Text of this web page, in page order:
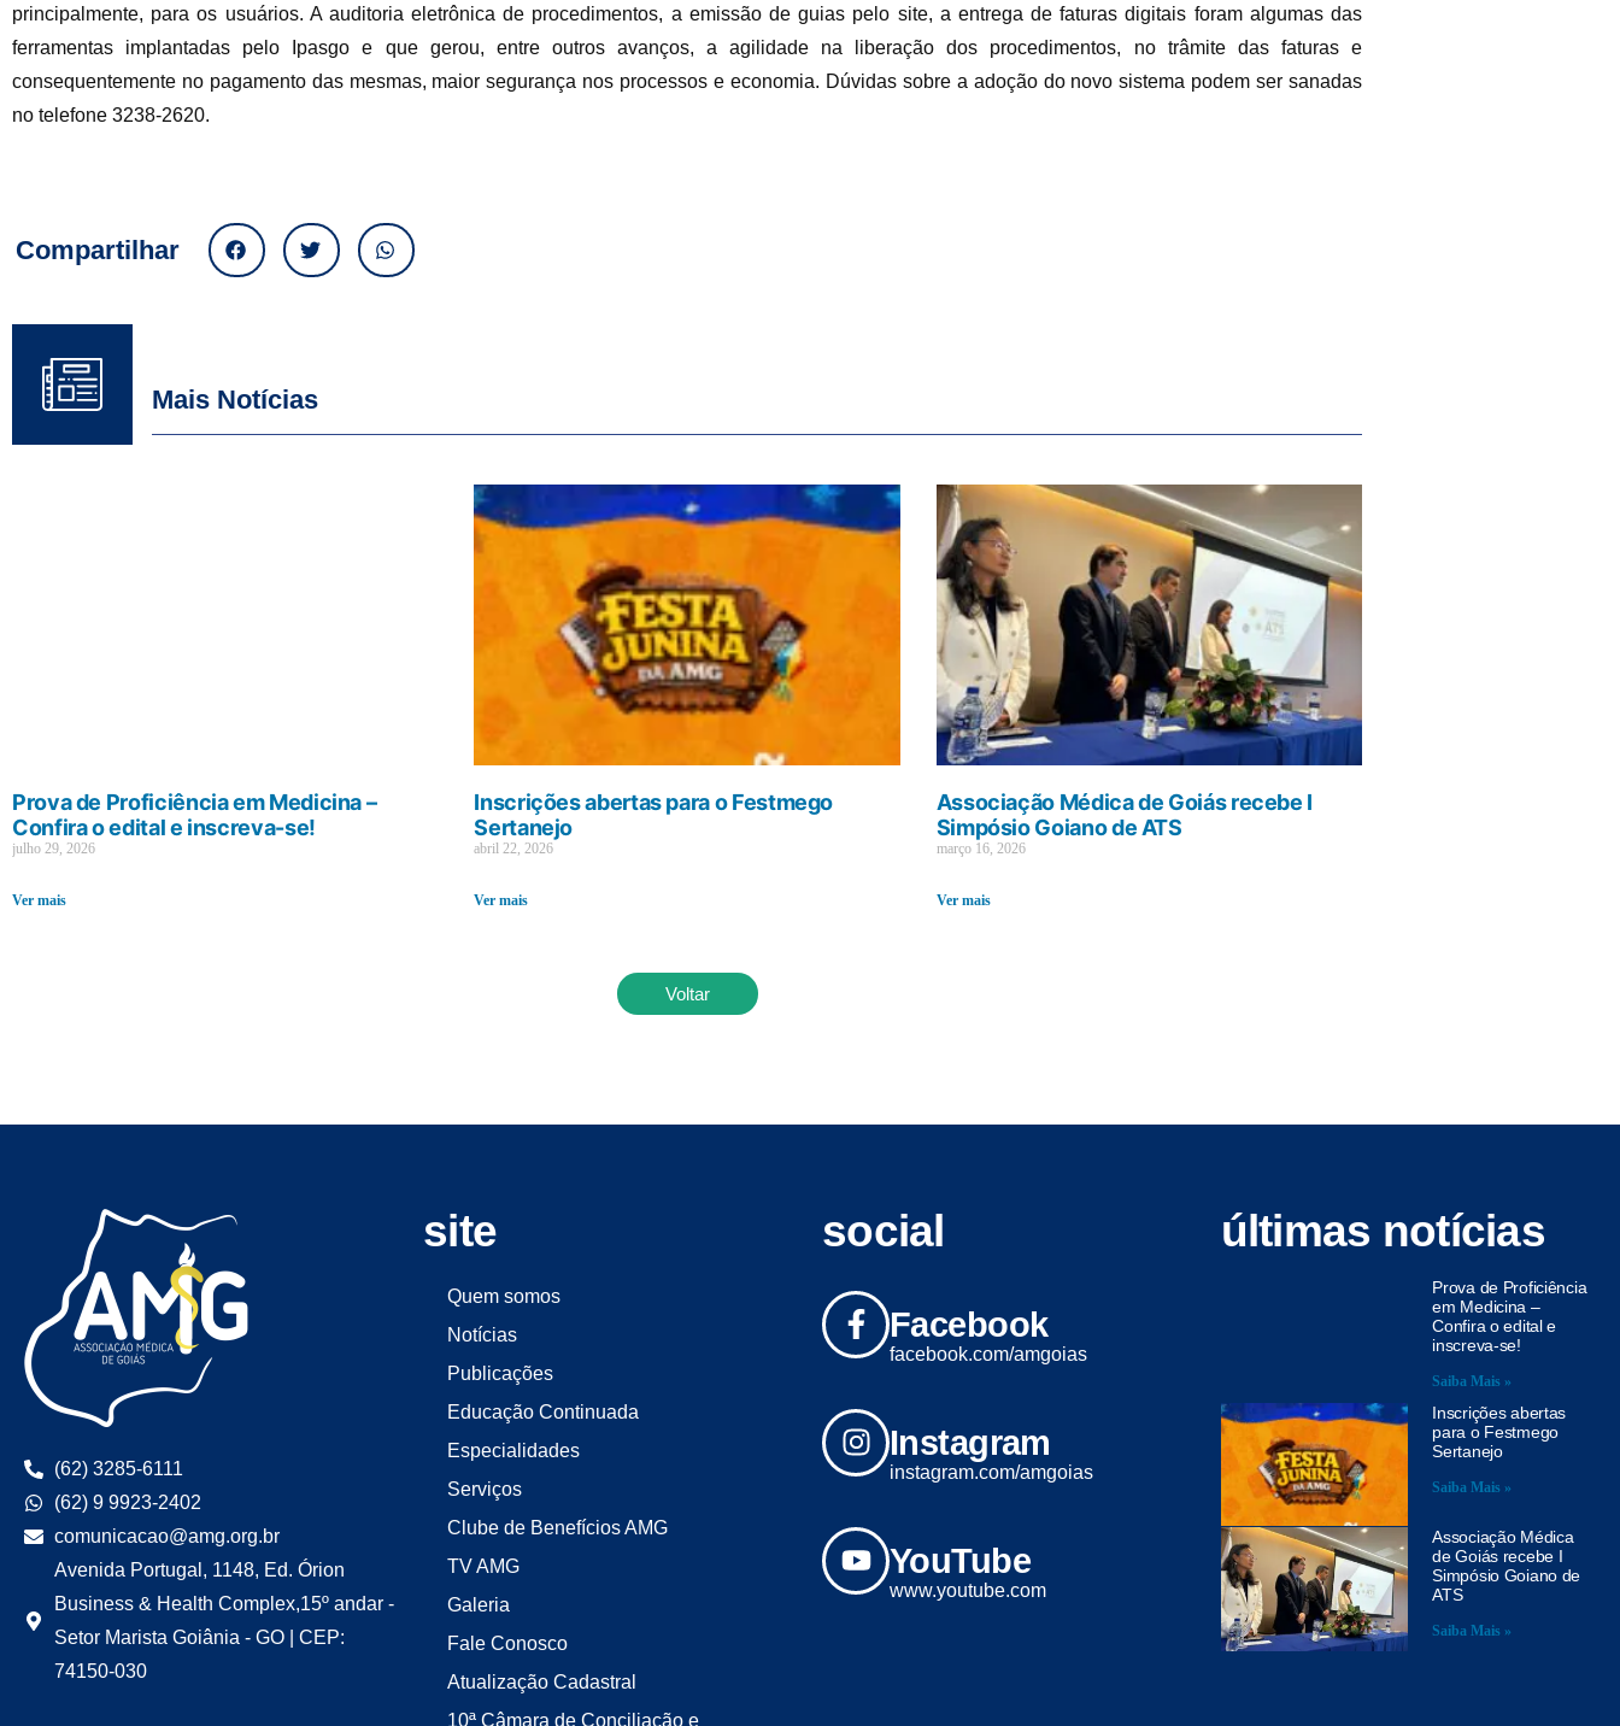
principalmente, para os usuários. A auditoria eletrônica de procedimentos, a emissão de guias pelo site, a entrega de faturas digitais foram algumas das
ferramentas implantadas pelo Ipasgo e que gerou, entre outros avanços, a agilidade na liberação dos procedimentos, no trâmite das faturas e
consequentemente no pagamento das mesmas, maior segurança nos processos e economia. Dúvidas sobre a adoção do novo sistema podem ser sanadas
no telefone 3238-2620.
Compartilhar
Mais Notícias
Prova de Proficiência em Medicina –
Confira o edital e inscreva-se!
julho 29, 2026
Ver mais
Inscrições abertas para o Festmego
Sertanejo
abril 22, 2026
Ver mais
Associação Médica de Goiás recebe I
Simpósio Goiano de ATS
março 16, 2026
Ver mais
Voltar
(62) 3285-6111
(62) 9 9923-2402
comunicacao@amg.org.br
Avenida Portugal, 1148, Ed. Órion
Business & Health Complex,15º andar -
Setor Marista Goiânia - GO | CEP:
74150-030
site
Quem somos
Notícias
Publicações
Educação Continuada
Especialidades
Serviços
Clube de Benefícios AMG
TV AMG
Galeria
Fale Conosco
Atualização Cadastral
10ª Câmara de Conciliação e
social
Facebook
facebook.com/amgoias
Instagram
instagram.com/amgoias
YouTube
www.youtube.com
últimas notícias
Prova de Proficiência
em Medicina –
Confira o edital e
inscreva-se!
Saiba Mais »
Inscrições abertas
para o Festmego
Sertanejo
Saiba Mais »
Associação Médica
de Goiás recebe I
Simpósio Goiano de
ATS
Saiba Mais »